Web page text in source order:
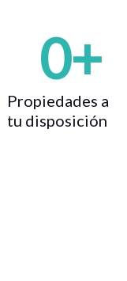
0+
Propiedades a
tu disposición